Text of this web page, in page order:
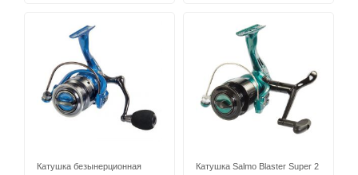
Катушка безынерционная
Катушка Salmo Blaster Super 2